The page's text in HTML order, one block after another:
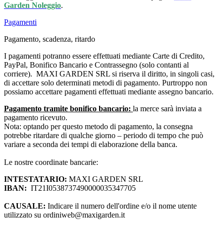
Garden Noleggio.
Pagamenti
Pagamento, scadenza, ritardo
I pagamenti potranno essere effettuati mediante Carte di Credito,
PayPal, Bonifico Bancario e Contrassegno (solo contanti al
corriere). MAXI GARDEN SRL si riserva il diritto, in singoli casi,
di accettare solo determinati metodi di pagamento. Purtroppo non
possiamo accettare pagamenti effettuati mediante assegno bancario.
Pagamento tramite bonifico bancario: la merce sarà inviata a
pagamento ricevuto.
Nota: optando per questo metodo di pagamento, la consegna
potrebbe ritardare di qualche giorno – periodo di tempo che può
variare a seconda dei tempi di elaborazione della banca.
Le nostre coordinate bancarie:
INTESTATARIO: MAXI GARDEN SRL
IBAN: IT21I0538737490000035347705
CAUSALE: Indicare il numero dell'ordine e/o il nome utente
utilizzato su ordiniweb@maxigarden.it